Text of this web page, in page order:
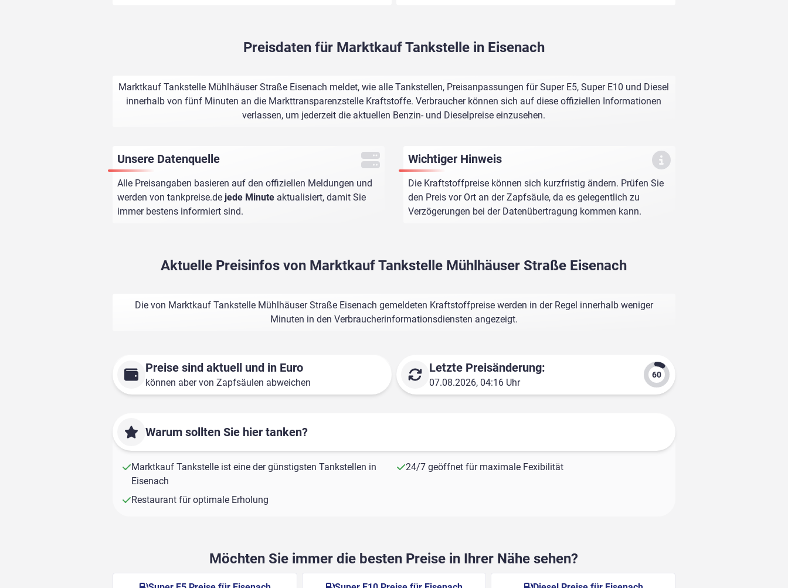
Preisdaten für Marktkauf Tankstelle in Eisenach
Marktkauf Tankstelle Mühlhäuser Straße Eisenach meldet, wie alle Tankstellen, Preisanpassungen für Super E5, Super E10 und Diesel
innerhalb von fünf Minuten an die Markttransparenzstelle Kraftstoffe. Verbraucher können sich auf diese offiziellen Informationen
verlassen, um jederzeit die aktuellen Benzin- und Dieselpreise einzusehen.
Unsere Datenquelle
Alle Preisangaben basieren auf den offiziellen Meldungen und
werden von tankpreise.de jede Minute aktualisiert, damit Sie
immer bestens informiert sind.
Wichtiger Hinweis
Die Kraftstoffpreise können sich kurzfristig ändern. Prüfen Sie
den Preis vor Ort an der Zapfsäule, da es gelegentlich zu
Verzögerungen bei der Datenübertragung kommen kann.
Aktuelle Preisinfos von Marktkauf Tankstelle Mühlhäuser Straße Eisenach
Die von Marktkauf Tankstelle Mühlhäuser Straße Eisenach gemeldeten Kraftstoffpreise werden in der Regel innerhalb weniger
Minuten in den Verbraucherinformationsdiensten angezeigt.
Preise sind aktuell und in Euro
können aber von Zapfsäulen abweichen
Letzte Preisänderung:
07.08.2026, 04:16 Uhr
Warum sollten Sie hier tanken?
Marktkauf Tankstelle ist eine der günstigsten Tankstellen in
Eisenach
24/7 geöffnet für maximale Fexibilität
Restaurant für optimale Erholung
Möchten Sie immer die besten Preise in Ihrer Nähe sehen?